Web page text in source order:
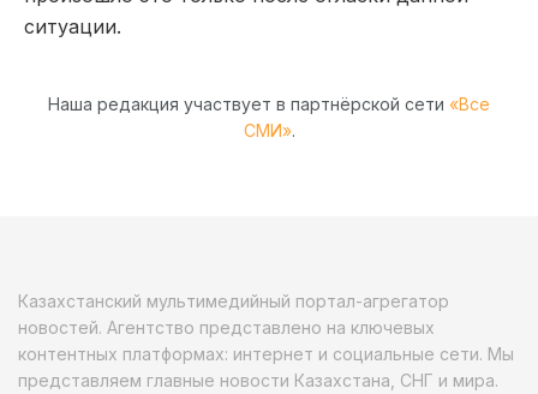
ситуации.
Наша редакция участвует в партнёрской сети «Все
СМИ».
Казахстанский мультимедийный портал-агрегатор
новостей. Агентство представлено на ключевых
контентных платформах: интернет и социальные сети. Мы
представляем главные новости Казахстана, СНГ и мира.